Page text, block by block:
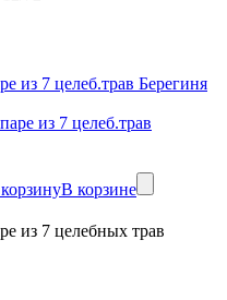
7 целеб.трав Берегиня
В корзине
из 7 целебных трав